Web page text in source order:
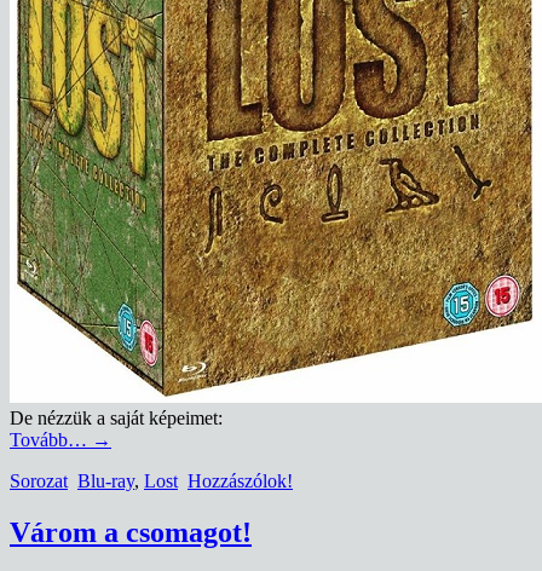
De nézzük a saját képeimet:
Tovább… →
Sorozat Blu-ray, Lost Hozzászólok!
Várom a csomagot!